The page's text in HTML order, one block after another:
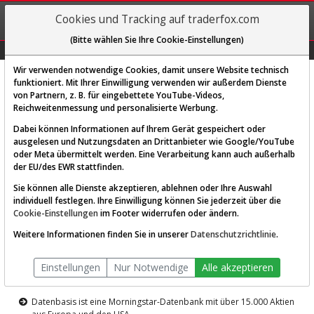
REGIS-
TRIEREN
Diese Funktion ist nur für
AKTIEN-TERMINAL
Die Aktienanalyse-Plattform von
TraderFox
Datenbasis ist eine Morningstar-Datenbank mit über 15.000 Aktien
Cookies und Tracking auf traderfox.com
(Bitte wählen Sie Ihre Cookie-Einstellungen)
Wir verwenden notwendige Cookies, damit unsere Website technisch
funktioniert. Mit Ihrer Einwilligung verwenden wir außerdem Dienste
von Partnern, z. B. für eingebettete YouTube-Videos,
Reichweitenmessung und personalisierte Werbung.
Dabei können Informationen auf Ihrem Gerät gespeichert oder
ausgelesen und Nutzungsdaten an Drittanbieter wie Google/YouTube
oder Meta übermittelt werden. Eine Verarbeitung kann auch außerhalb
der EU/des EWR stattfinden.
Sie können alle Dienste akzeptieren, ablehnen oder Ihre Auswahl
individuell festlegen. Ihre Einwilligung können Sie jederzeit über die
Cookie-Einstellungen im Footer widerrufen oder ändern.
Weitere Informationen finden Sie in unsererDatenschutzrichtlinie.
Einstellungen Nur Notwendige Alle akzeptieren